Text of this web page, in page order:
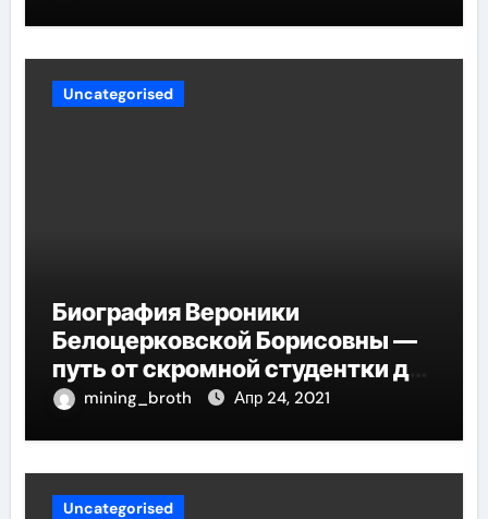
Uncategorised
Биография Вероники
Белоцерковской Борисовны —
путь от скромной студентки до
великолепных достижений в
mining_broth Апр 24, 2021
Uncategorised